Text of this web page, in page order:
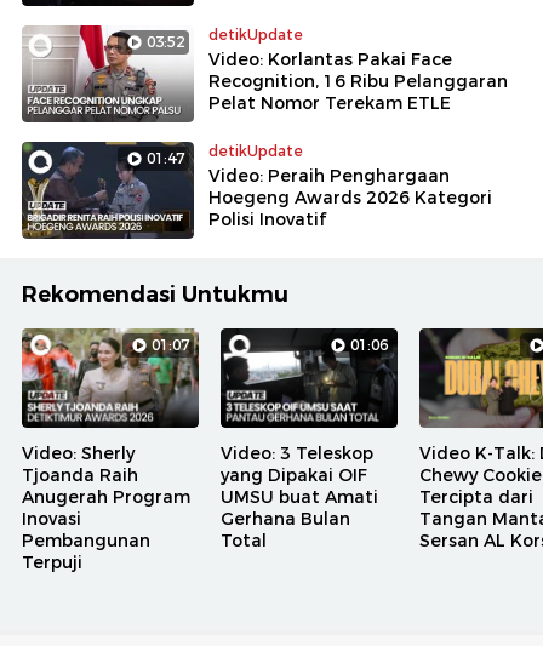
03:52 detikUpdate
Video: Korlantas Pakai Face
Recognition, 16 Ribu Pelanggaran
Pelat Nomor Terekam ETLE
01:47 detikUpdate
Video: Peraih Penghargaan
Hoegeng Awards 2026 Kategori
Polisi Inovatif
Rekomendasi Untukmu
01:07
Video: Sherly
Tjoanda Raih
Anugerah Program
Inovasi
Pembangunan
Terpuji
01:06
Video: 3 Teleskop
yang Dipakai OIF
UMSU buat Amati
Gerhana Bulan
Total
Video K-Talk:
Chewy Cookie
Tercipta dari
Tangan
Sersan AL